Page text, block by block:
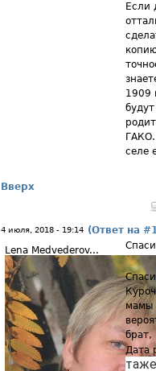
Если
1909
селе
Вверх
4 июля, 2018 - 19:14 (Ответ на
Lena Medvederov...
мамы
брат,
Дата